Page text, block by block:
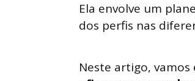
Ela envolve um
dos perfis nas
Neste artigo,